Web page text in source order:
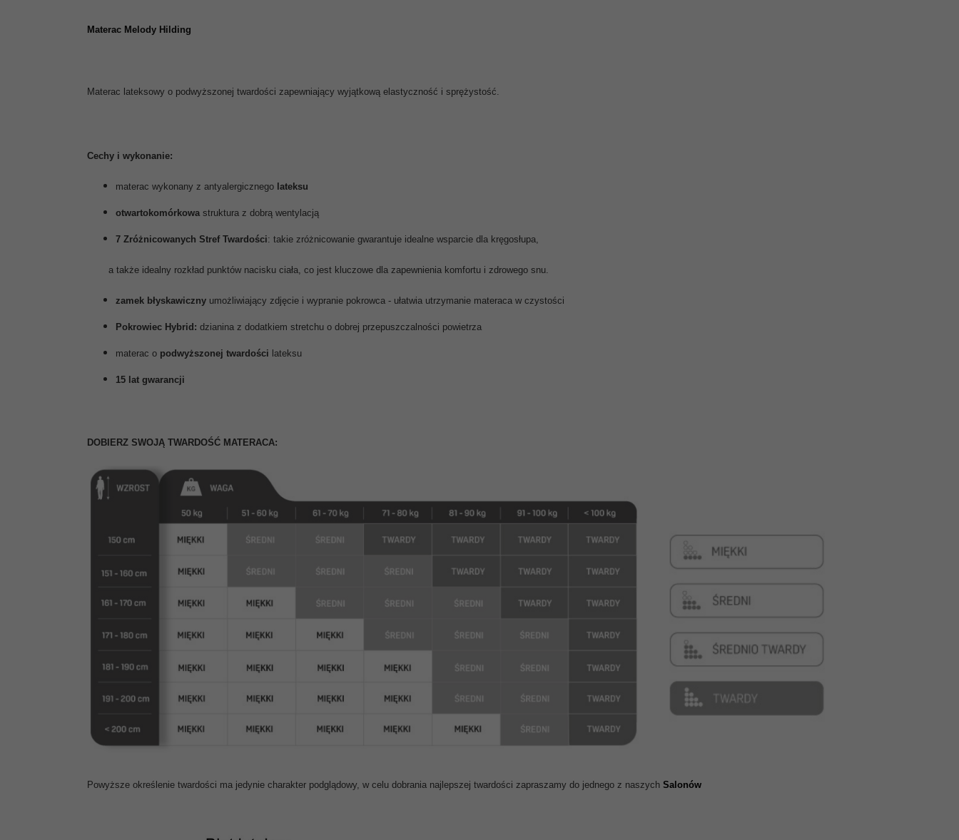
Materac Melody Hilding
Materac lateksowy o podwyższonej twardości zapewniający wyjątkową elastyczność i sprężystość.
Cechy i wykonanie:
materac wykonany z antyalergicznego lateksu
otwartokomórkowa struktura z dobrą wentylacją
7 Zróżnicowanych Stref Twardości: takie zróżnicowanie gwarantuje idealne wsparcie dla kręgosłupa,
a także idealny rozkład punktów nacisku ciała, co jest kluczowe dla zapewnienia komfortu i zdrowego snu.
zamek błyskawiczny umożliwiający zdjęcie i wypranie pokrowca - ułatwia utrzymanie materaca w czystości
Pokrowiec Hybrid: dzianina z dodatkiem stretchu o dobrej przepuszczalności powietrza
materac o podwyższonej twardości lateksu
15 lat gwarancji
DOBIERZ SWOJĄ TWARDOŚĆ MATERACA:
Powyższe określenie twardości ma jedynie charakter podglądowy, w celu dobrania najlepszej twardości zapraszamy do jednego z naszych Salonów